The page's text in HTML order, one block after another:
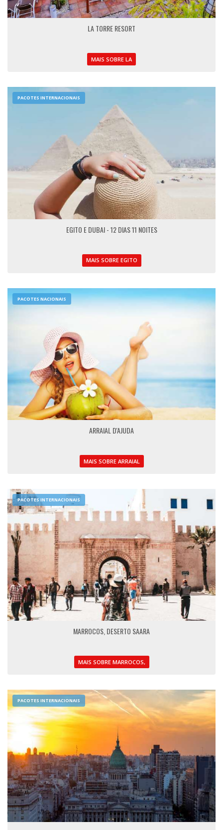
LA TORRE RESORT
MAIS SOBRE LA
PACOTES INTERNACIONAIS
EGITO E DUBAI - 12 DIAS 11 NOITES
MAIS SOBRE EGITO
PACOTES NACIONAIS
ARRAIAL D'AJUDA
MAIS SOBRE ARRAIAL
PACOTES INTERNACIONAIS
MARROCOS, DESERTO SAARA
MAIS SOBRE MARROCOS,
PACOTES INTERNACIONAIS